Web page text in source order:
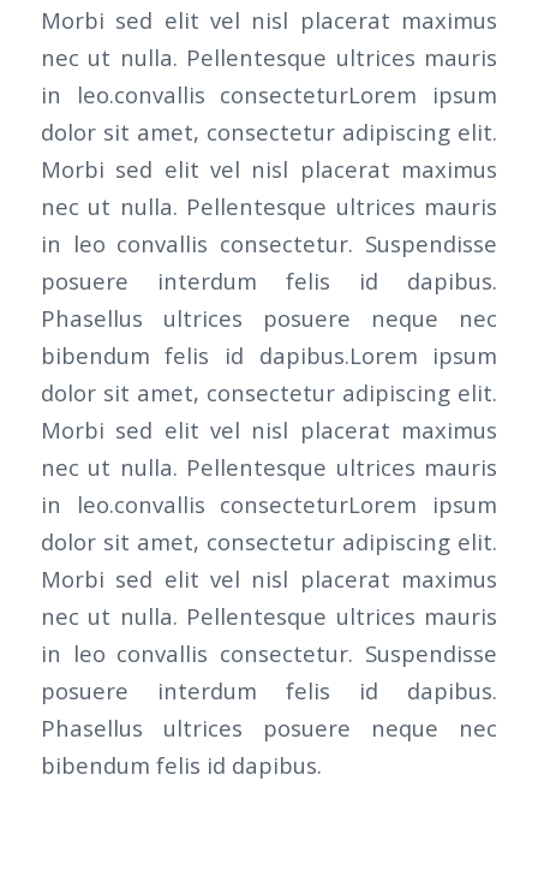
Morbi sed elit vel nisl placerat maximus
nec ut nulla. Pellentesque ultrices mauris
in leo.convallis consecteturLorem ipsum
dolor sit amet, consectetur adipiscing elit.
Morbi sed elit vel nisl placerat maximus
nec ut nulla. Pellentesque ultrices mauris
in leo convallis consectetur. Suspendisse
posuere interdum felis id dapibus.
Phasellus ultrices posuere neque nec
bibendum felis id dapibus.Lorem ipsum
dolor sit amet, consectetur adipiscing elit.
Morbi sed elit vel nisl placerat maximus
nec ut nulla. Pellentesque ultrices mauris
in leo.convallis consecteturLorem ipsum
dolor sit amet, consectetur adipiscing elit.
Morbi sed elit vel nisl placerat maximus
nec ut nulla. Pellentesque ultrices mauris
in leo convallis consectetur. Suspendisse
posuere interdum felis id dapibus.
Phasellus ultrices posuere neque nec
bibendum felis id dapibus.